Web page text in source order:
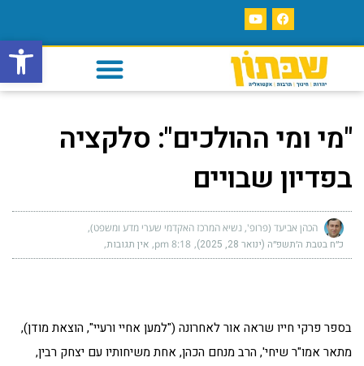
פתח
"מי ומי ההולכים": סלקציה
בפדיון שבויים
הכהן אביעד (פרופ', נשיא המרכז האקדמי שערי מדע ומשפט)
כ״ח בטבת ה׳תשפ״ה (ינואר 28, 2025) 8:18 pm אין תגובות
בספר פרקי חייו שראה אור לאחרונה ("למען אחיי ורעיי", הוצאת מודן),
מתאר אמו"ר שיחי', הרב מנחם הכהן, אחת משיחותיו עם יצחק רבין,